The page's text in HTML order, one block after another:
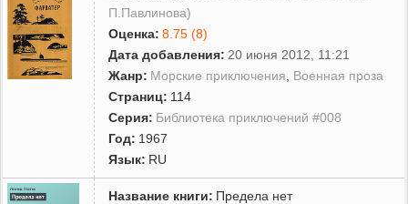
П.Павлинова)
Оценка: 8.75 (8)
Дата добавления: 20 июня 2012, 11:21
Жанр: Морские приключения
Военная проза
Страниц: 114
Серия: Библиотека приключений #008
Год: 1967
Язык: RU
Название книги: Предела нет